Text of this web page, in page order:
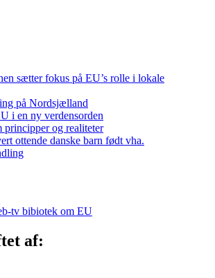
sætter fokus på EU’s rolle i lokale
på Nordsjælland
i en ny verdensorden
principper og realiteter
ottende danske barn født vha.
tv bibiotek om EU
af: